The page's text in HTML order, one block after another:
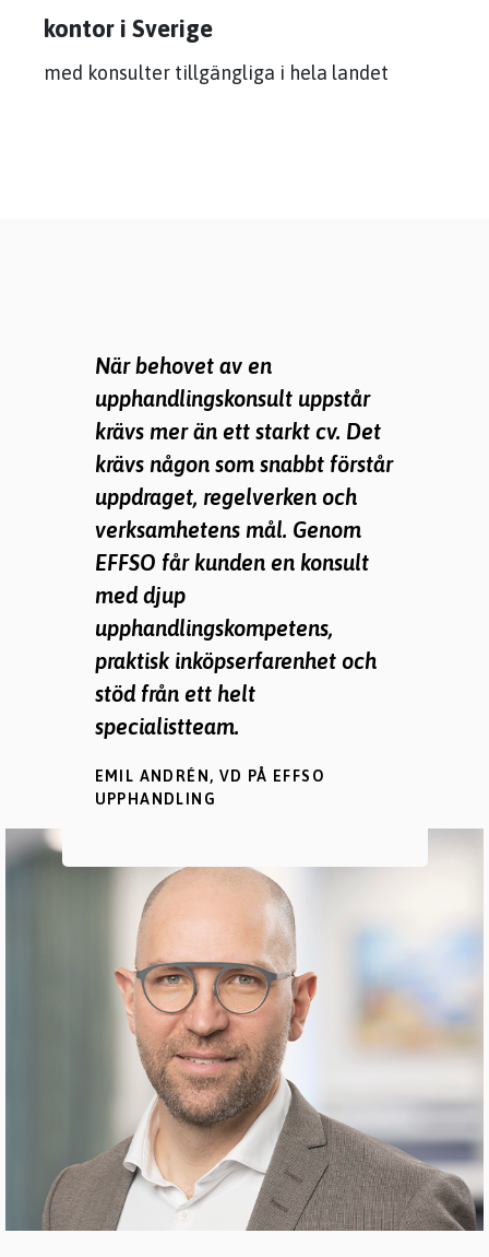
kontor i Sverige
med konsulter tillgängliga i hela landet
När behovet av en
upphandlingskonsult uppstår
krävs mer än ett starkt cv. Det
krävs någon som snabbt förstår
uppdraget, regelverken och
verksamhetens mål. Genom
EFFSO får kunden en konsult
med djup
upphandlingskompetens,
praktisk inköpserfarenhet och
stöd från ett helt
specialistteam.
EMIL ANDRÉN, VD PÅ EFFSO
UPPHANDLING